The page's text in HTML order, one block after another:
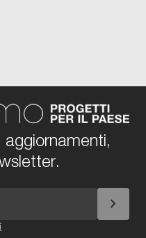
chevron_right